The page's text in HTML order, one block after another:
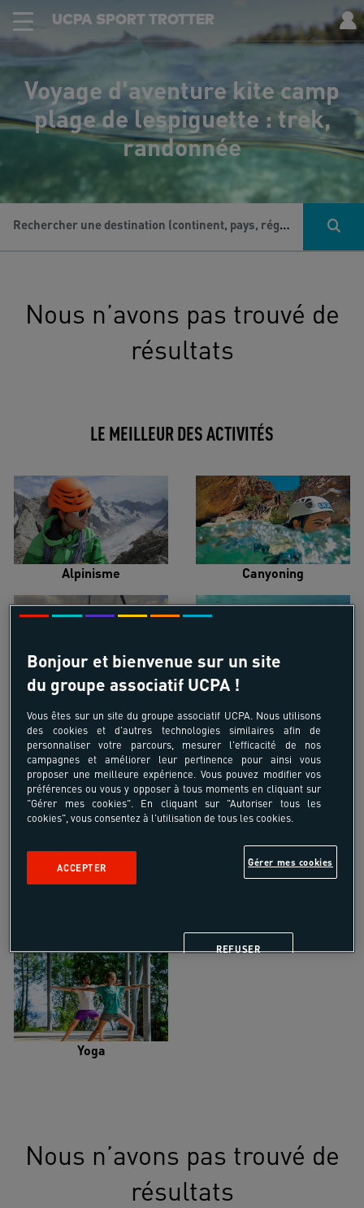
UCPA SPORT TROTTER
Voyage d'aventure kite camp
plage de lespiguette : trek,
randonnée
Rechercher une destination (continent, pays, région...), une activité...
Nous n’avons pas trouvé de
résultats
LE MEILLEUR DES ACTIVITÉS
Alpinisme Canyoning
Croisière voilier Kayak de mer
Trail Trek-Randonnée pédestre
Vélo de randonnée
Yoga
Nous n’avons pas trouvé de
résultats
Bonjour et bienvenue sur un site
du groupe associatif UCPA !
Vous êtes sur un site du groupe associatif UCPA. Nous utilisons
des cookies et d'autres technologies similaires afin de
personnaliser votre parcours, mesurer l'efficacité de nos
campagnes et améliorer leur pertinence pour ainsi vous
proposer une meilleure expérience. Vous pouvez modifier vos
préférences ou vous y opposer à tous moments en cliquant sur
"Gérer mes cookies". En cliquant sur "Autoriser tous les
cookies", vous consentez à l'utilisation de tous les cookies.
Gérer mes cookies
REFUSER
ACCEPTER